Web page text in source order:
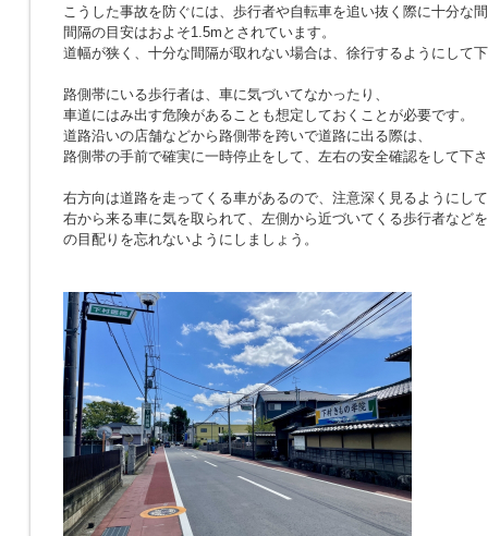
こうした事故を防ぐには、歩行者や自転車を追い抜く際に十分な
間隔の目安はおよそ1.5mとされています。
道幅が狭く、十分な間隔が取れない場合は、徐行するようにして
路側帯にいる歩行者は、車に気づいてなかったり、
車道にはみ出す危険があることも想定しておくことが必要です。
道路沿いの店舗などから路側帯を跨いで道路に出る際は、
路側帯の手前で確実に一時停止をして、左右の安全確認をして下
右方向は道路を走ってくる車があるので、注意深く見るようにし
右から来る車に気を取られて、左側から近づいてくる歩行者など
の目配りを忘れないようにしましょう。